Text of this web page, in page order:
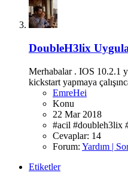
DoubleH3lix
Merhabalar . IOS 10.2.1
kickstart yapmaya
EmreHei
Konu
22 Mar 2018
#acil #doubleh3lix
Cevaplar: 14
Forum: Yardım |
Etiketler